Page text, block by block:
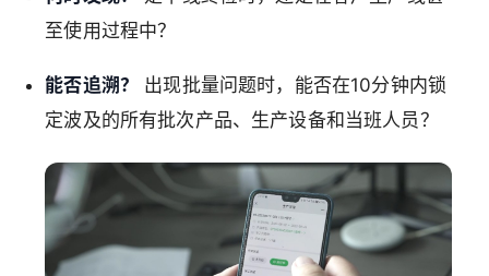
至使用过程中？
能否追溯？
出现批量问题时，能否在10分钟内锁
定波及的所有批次产品、生产设备和当班人员？